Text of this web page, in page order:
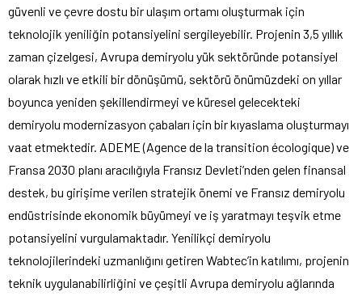
güvenli ve çevre dostu bir ulaşım ortamı oluşturmak için
teknolojik yeniliğin potansiyelini sergileyebilir. Projenin 3,5 yıllık
zaman çizelgesi, Avrupa demiryolu yük sektöründe potansiyel
olarak hızlı ve etkili bir dönüşümü, sektörü önümüzdeki on yıllar
boyunca yeniden şekillendirmeyi ve küresel gelecekteki
demiryolu modernizasyon çabaları için bir kıyaslama oluşturmayı
vaat etmektedir. ADEME (Agence de la transition écologique) ve
Fransa 2030 planı aracılığıyla Fransız Devleti’nden gelen finansal
destek, bu girişime verilen stratejik önemi ve Fransız demiryolu
endüstrisinde ekonomik büyümeyi ve iş yaratmayı teşvik etme
potansiyelini vurgulamaktadır. Yenilikçi demiryolu
teknolojilerindeki uzmanlığını getiren Wabtec’in katılımı, projenin
teknik uygulanabilirliğini ve çeşitli Avrupa demiryolu ağlarında